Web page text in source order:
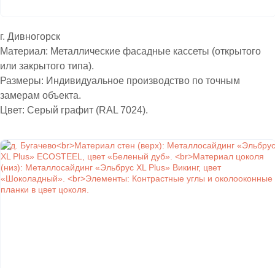
г. Дивногорск​​​​​​​
Материал: Металлические фасадные кассеты (открытого
или закрытого типа).
Размеры: Индивидуальное производство по точным
замерам объекта.
Цвет: Серый графит (RAL 7024).